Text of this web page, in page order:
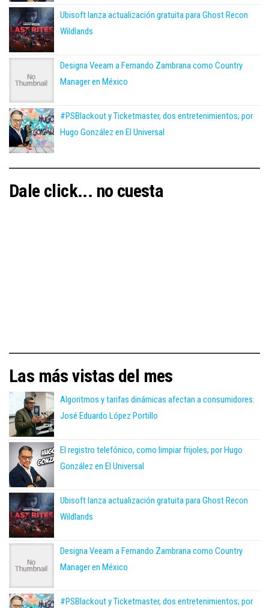
Ubisoft lanza actualización gratuita para Ghost Recon
Wildlands
Designa Veeam a Fernando Zambrana como Country
Manager en México
#PSBlackout y Ticketmaster, dos entretenimientos; por
Hugo González en El Universal
Dale click... no cuesta
Las más vistas del mes
Algoritmos y tarifas dinámicas afectan a consumidores:
José Eduardo López Portillo
El registro telefónico, como limpiar frijoles; por Hugo
González en El Universal
Ubisoft lanza actualización gratuita para Ghost Recon
Wildlands
Designa Veeam a Fernando Zambrana como Country
Manager en México
#PSBlackout y Ticketmaster, dos entretenimientos; por